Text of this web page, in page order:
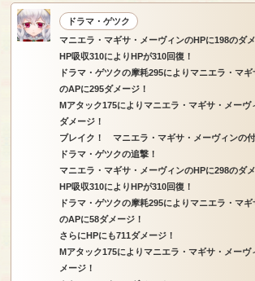
ドラマ・ゲツク
マニエラ・マギサ・メーヴィンのHPに198のダメ
HP吸収310によりHPが310回復！
ドラマ・ゲツクの摩耗295によりマニエラ・マ
のAPに295ダメージ！
Mアタック175によりマニエラ・マギサ・メーヴ
ダメージ！
ブレイク！ マニエラ・マギサ・メーヴィンの付
ドラマ・ゲツクの追撃！
マニエラ・マギサ・メーヴィンのHPに298のダメ
HP吸収310によりHPが310回復！
ドラマ・ゲツクの摩耗295によりマニエラ・マ
のAPに58ダメージ！
さらにHPにも711ダメージ！
Mアタック175によりマニエラ・マギサ・メーヴ
メージ！